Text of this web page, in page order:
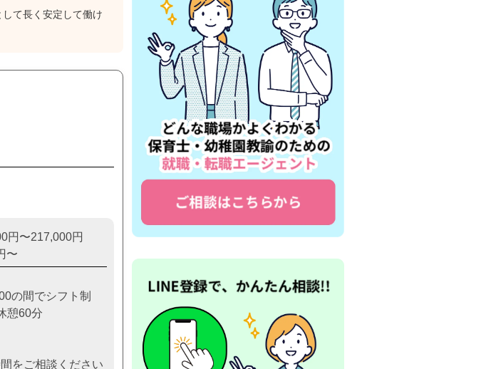
て長く安定して働け
円〜217,000円
〜
の間でシフト制
憩60分
をご相談ください